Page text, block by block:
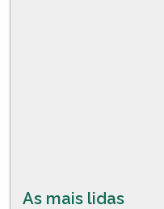
As mais lidas